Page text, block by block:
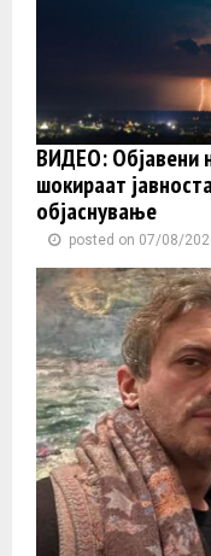
ВИДЕО: Објавени
шокираат
објаснување
posted on 07/08/